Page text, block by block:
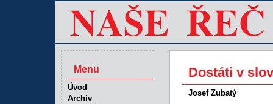
Dostáti v
Josef Zubatý
Menu
Úvod
Archiv